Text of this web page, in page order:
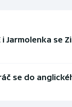
Jarmolenka se
se do